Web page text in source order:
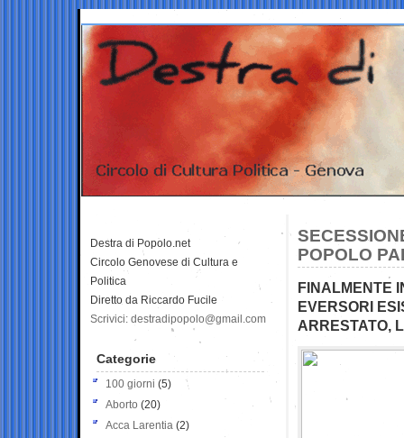
POPOLO
FINALMENTE
EVERSORI
ARRESTATO,
Destra di Popolo.net
Circolo Genovese di Cultura e
Politica
Diretto da Riccardo Fucile
Scrivici: destradipopolo@gmail.com
Categorie
100 giorni (5)
Aborto (20)
Acca Larentia (2)